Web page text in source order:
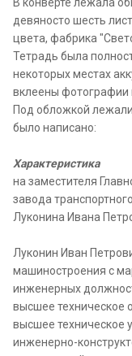
В конверте лежала
девяносто шесть
цвета, фабрика
Тетрадь была
некоторых местах
вклеены фотографии
Под обложкой
было написано:
Характеристика
на заместителя
завода
Луконина Ивана
Луконин Иван
машиностроения с
инженерных
высшее техническое
высшее техническое
инженерно-